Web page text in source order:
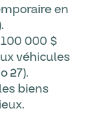
en
000 $
véhicules
27).
biens